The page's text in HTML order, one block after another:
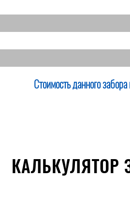
Стоимость данного
КАЛЬКУЛЯТОР